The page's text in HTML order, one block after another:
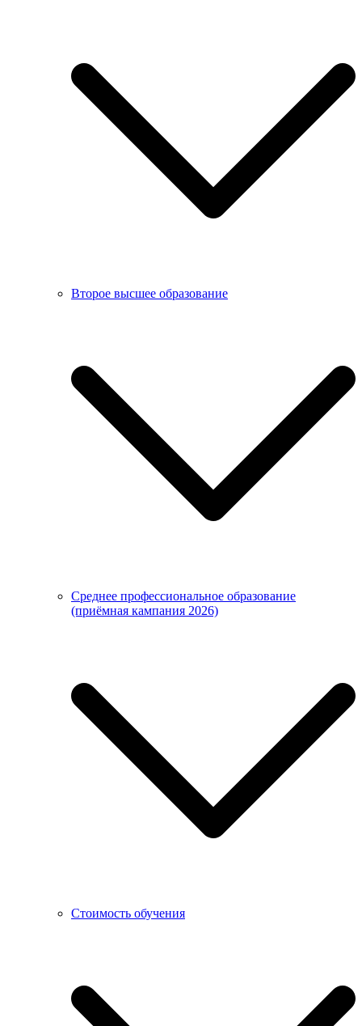
Второе высшее образование
Среднее профессиональное образование
(приёмная кампания 2026)
Стоимость обучения